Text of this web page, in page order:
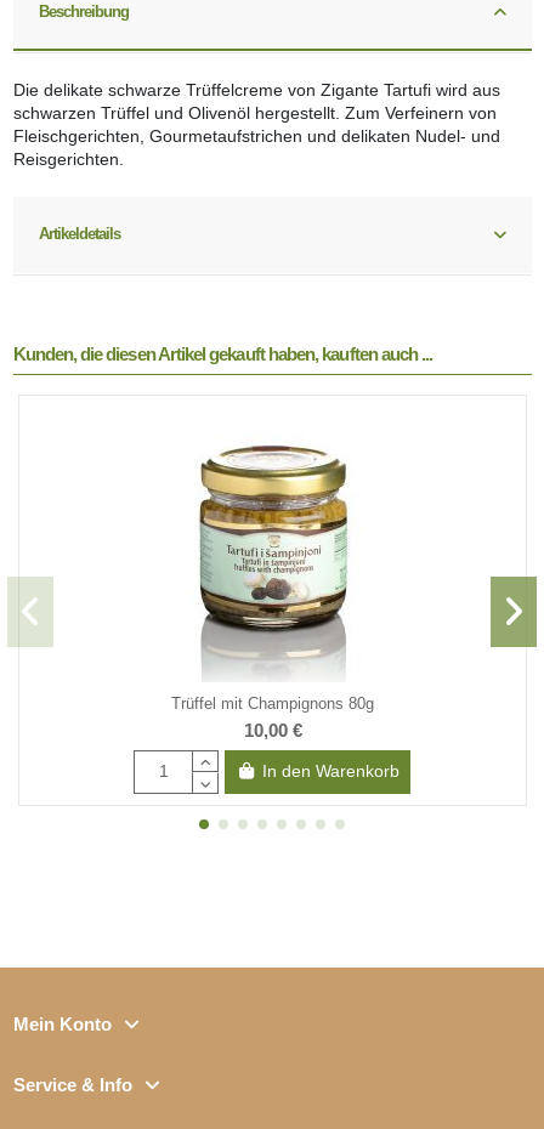
Beschreibung
Die delikate schwarze Trüffelcreme von Zigante Tartufi wird aus
schwarzen Trüffel und Olivenöl hergestellt. Zum Verfeinern von
Fleischgerichten, Gourmetaufstrichen und delikaten Nudel- und
Reisgerichten.
Artikeldetails
Kunden, die diesen Artikel gekauft haben, kauften auch ...
Trüffel mit Champignons 80g
10,00 €
In den Warenkorb
Mein Konto
Service & Info